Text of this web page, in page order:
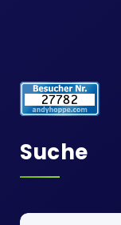
Suche
Suche